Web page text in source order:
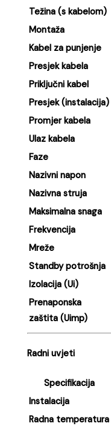
Težina (s kabelom)
Montaža
Kabel za punjenje
Presjek kabela
Priključni kabel
Presjek (instalacija)
Promjer kabela
Ulaz kabela
Faze
Nazivni napon
Nazivna struja
Maksimalna snaga
Frekvencija
Mreže
Standby potrošnja
Izolacija (Ui)
Prenaponska
zaštita (Uimp)
Radni uvjeti
Specifikacija
Instalacija
Radna temperatura